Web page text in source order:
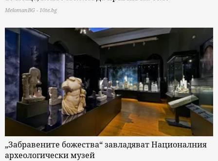
MelomanBG - 10te.bg
„Забравените божества“ завладяват Националния
археологически музей